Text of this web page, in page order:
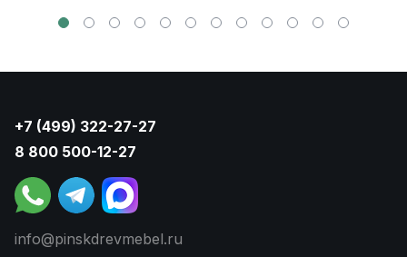
+7 (499) 322-27-27
8 800 500-12-27
info@pinskdrevmebel.ru